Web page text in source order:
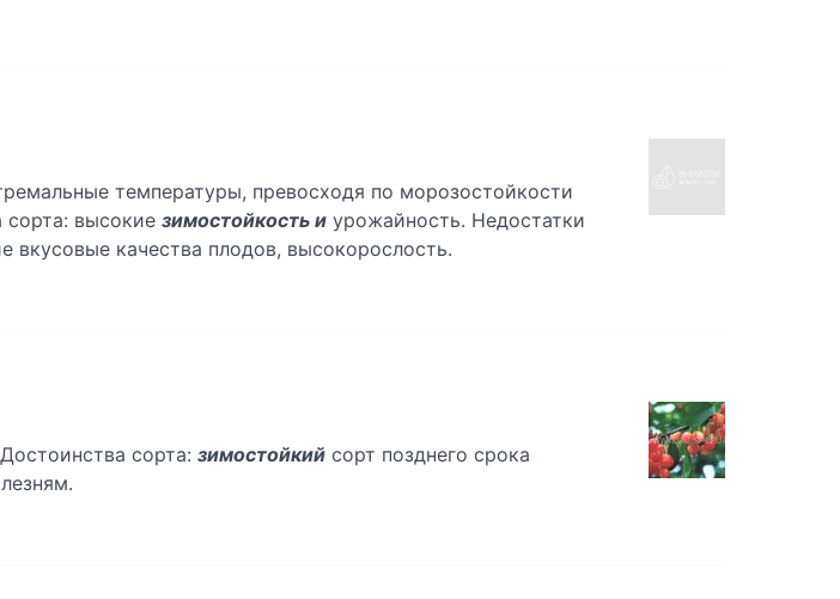
температуры, превосходя по морозостойкости
сорта: высокие зимостойкость и урожайность. Недостатки
вкусовые качества плодов, высокорослость.
сорта: зимостойкий сорт позднего срока